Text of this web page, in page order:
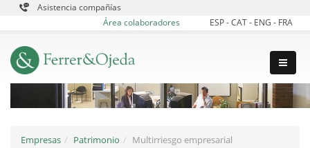
Asistencia compañías
Área colaboradores
ESP-CAT- ENG - FRA
Empresas Patrimonio Multirriesgo empresarial